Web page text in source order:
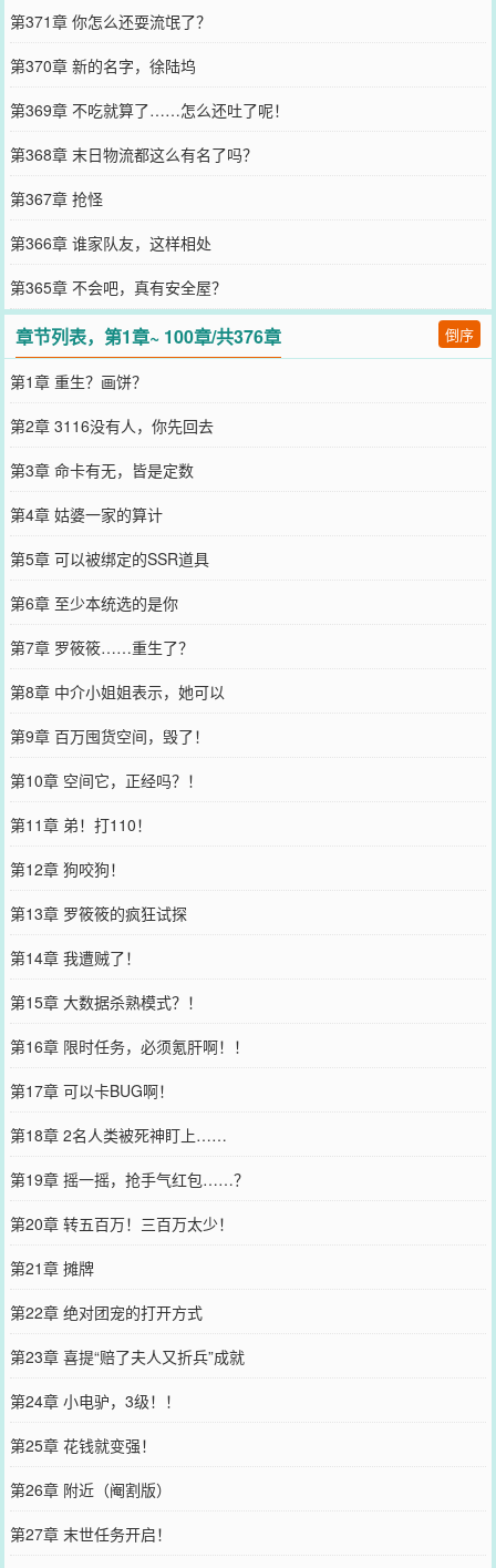
第371章 你怎么还耍流氓了？
第370章 新的名字，徐陆坞
第369章 不吃就算了……怎么还吐了呢！
第368章 末日物流都这么有名了吗？
第367章 抢怪
第366章 谁家队友，这样相处
第365章 不会吧，真有安全屋？
章节列表，第1章~ 100章/共376章 倒序
第1章 重生？画饼？
第2章 3116没有人，你先回去
第3章 命卡有无，皆是定数
第4章 姑婆一家的算计
第5章 可以被绑定的SSR道具
第6章 至少本统选的是你
第7章 罗筱筱……重生了？
第8章 中介小姐姐表示，她可以
第9章 百万囤货空间，毁了！
第10章 空间它，正经吗？！
第11章 弟！打110！
第12章 狗咬狗！
第13章 罗筱筱的疯狂试探
第14章 我遭贼了！
第15章 大数据杀熟模式？！
第16章 限时任务，必须氪肝啊！！
第17章 可以卡BUG啊！
第18章 2名人类被死神盯上……
第19章 摇一摇，抢手气红包……？
第20章 转五百万！三百万太少！
第21章 摊牌
第22章 绝对团宠的打开方式
第23章 喜提“赔了夫人又折兵”成就
第24章 小电驴，3级！！
第25章 花钱就变强！
第26章 附近（阉割版）
第27章 末世任务开启！